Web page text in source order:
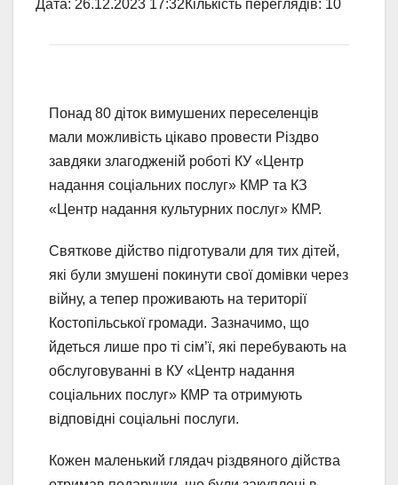
Дата: 26.12.2023 17:32Кількість переглядів: 10
Понад 80 діток вимушених переселенців
мали можливість цікаво провести Різдво
завдяки злагодженій роботі КУ «Центр
надання соціальних послуг» КМР та КЗ
«Центр надання культурних послуг» КМР.
Святкове дійство підготували для тих дітей,
які були змушені покинути свої домівки через
війну, а тепер проживають на території
Костопільської громади. Зазначимо, що
йдеться лише про ті сім’ї, які перебувають на
обслуговуванні в КУ «Центр надання
соціальних послуг» КМР та отримують
відповідні соціальні послуги.
Кожен маленький глядач різдвяного дійства